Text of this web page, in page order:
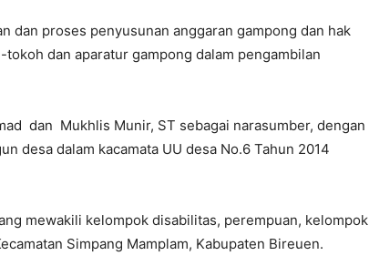
dan proses penyusunan anggaran gampong dan hak
dan aparatur gampong dalam pengambilan
dan Mukhlis Munir, ST sebagai narasumber, dengan
desa dalam kacamata UU desa No.6 Tahun 2014
mewakili kelompok disabilitas, perempuan, kelompok
Simpang Mamplam, Kabupaten Bireuen.